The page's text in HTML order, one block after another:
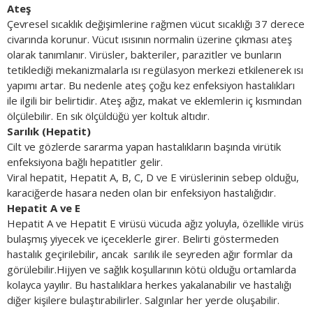
Ateş
Çevresel sıcaklık değişimlerine rağmen vücut sıcaklığı 37 derece
civarında korunur. Vücut ısısının normalin üzerine çıkması ateş
olarak tanımlanır. Virüsler, bakteriler, parazitler ve bunların
tetiklediği mekanizmalarla ısı regülasyon merkezi etkilenerek ısı
yapımı artar. Bu nedenle ateş çoğu kez enfeksiyon hastalıkları
ile ilgili bir belirtidir. Ateş ağız, makat ve eklemlerin iç kısmından
ölçülebilir. En sık ölçüldüğü yer koltuk altıdır.
Sarılık (Hepatit)
Cilt ve gözlerde sararma yapan hastalıkların başında virütik
enfeksiyona bağlı hepatitler gelir.
Viral hepatit, Hepatit A, B, C, D ve E virüslerinin sebep olduğu,
karaciğerde hasara neden olan bir enfeksiyon hastalığıdır.
Hepatit A ve E
Hepatit A ve Hepatit E virüsü vücuda ağız yoluyla, özellikle virüs
bulaşmış yiyecek ve içeceklerle girer. Belirti göstermeden
hastalık geçirilebilir, ancak sarılık ile seyreden ağır formlar da
görülebilir.Hijyen ve sağlık koşullarının kötü olduğu ortamlarda
kolayca yayılır. Bu hastalıklara herkes yakalanabilir ve hastalığı
diğer kişilere bulaştırabilirler. Salgınlar her yerde oluşabilir.